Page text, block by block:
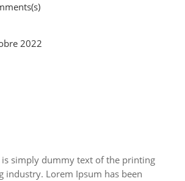
2022
is simply dummy text of the printing
industry. Lorem Ipsum has been